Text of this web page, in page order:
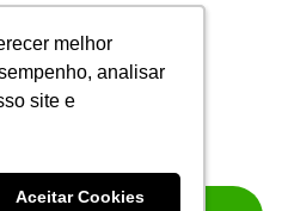
melhor
analisar
site e
Aceitar Cookies
melhor
analisar
site e
Aceitar Cookies